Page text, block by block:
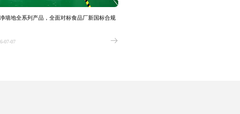
墙地全系列产品，全面对标食品厂新国标合规
07-07